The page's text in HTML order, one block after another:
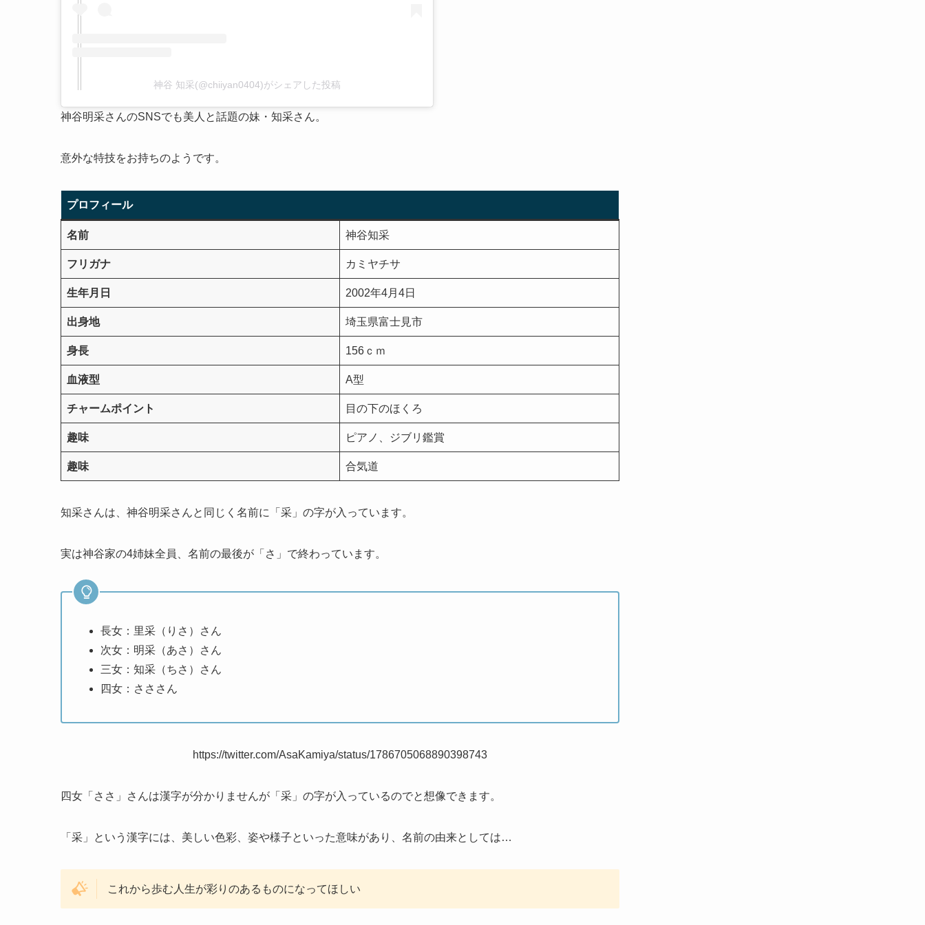
神谷 知采(@chiiyan0404)がシェアした投稿
神谷明采さんのSNSでも美人と話題の妹・知采さん。
意外な特技をお持ちのようです。
プロフィール
名前 神谷知采
フリガナ カミヤチサ
生年月日 2002年4月4日
出身地 埼玉県富士見市
身長 156ｃｍ
血液型 A型
チャームポイント 目の下のほくろ
趣味 ピアノ、ジブリ鑑賞
趣味 合気道
知采さんは、神谷明采さんと同じく名前に「采」の字が入っています。
実は神谷家の4姉妹全員、名前の最後が「さ」で終わっています。
長女：里采（りさ）さん
次女：明采（あさ）さん
三女：知采（ちさ）さん
四女：さささん
https://twitter.com/AsaKamiya/status/1786705068890398743
四女「ささ」さんは漢字が分かりませんが「采」の字が入っているのでと想像できます。
「采」という漢字には、美しい色彩、姿や様子といった意味があり、名前の由来としては…
これから歩む人生が彩りのあるものになってほしい